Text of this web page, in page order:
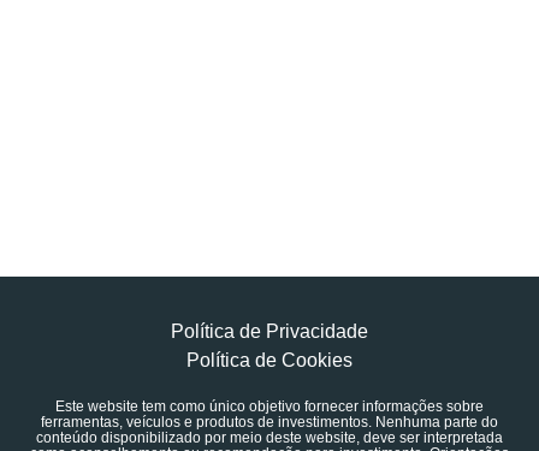
Política de Privacidade
Política de Cookies
Este website tem como único objetivo fornecer informações sobre
ferramentas, veículos e produtos de investimentos. Nenhuma parte do
conteúdo disponibilizado por meio deste website, deve ser interpretada